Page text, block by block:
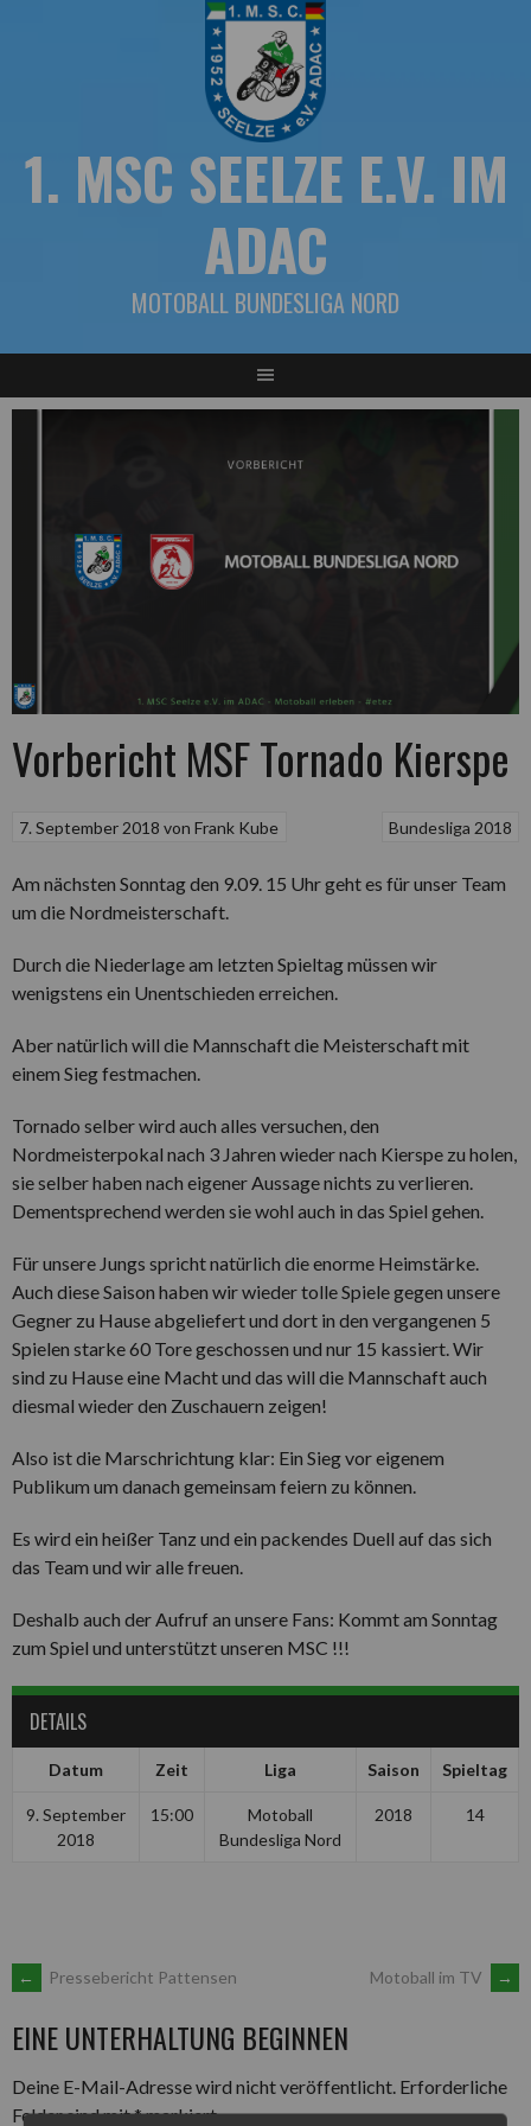
1. MSC SEELZE E.V. IM
ADAC
MOTOBALL BUNDESLIGA NORD
Vorbericht MSF Tornado Kierspe
Bundesliga 2018
7. September 2018 vonFrank Kube
Am nächsten Sonntag den 9.09. 15 Uhr geht es für unser Team
um die Nordmeisterschaft.
Durch die Niederlage am letzten Spieltag müssen wir
wenigstens ein Unentschieden erreichen.
Aber natürlich will die Mannschaft die Meisterschaft mit
einem Sieg festmachen.
Tornado selber wird auch alles versuchen, den
Nordmeisterpokal nach 3 Jahren wieder nach Kierspe zu holen,
sie selber haben nach eigener Aussage nichts zu verlieren.
Dementsprechend werden sie wohl auch in das Spiel gehen.
Für unsere Jungs spricht natürlich die enorme Heimstärke.
Auch diese Saison haben wir wieder tolle Spiele gegen unsere
Gegner zu Hause abgeliefert und dort in den vergangenen 5
Spielen starke 60 Tore geschossen und nur 15 kassiert. Wir
sind zu Hause eine Macht und das will die Mannschaft auch
diesmal wieder den Zuschauern zeigen!
Also ist die Marschrichtung klar: Ein Sieg vor eigenem
Publikum um danach gemeinsam feiern zu können.
Es wird ein heißer Tanz und ein packendes Duell auf das sich
das Team und wir alle freuen.
Deshalb auch der Aufruf an unsere Fans: Kommt am Sonntag
zum Spiel und unterstützt unseren MSC !!!
DETAILS
Datum Zeit Liga Saison Spieltag
9. September
2018
15:00
Motoball
Bundesliga Nord
2018 14
ARTIKEL-
NAVIGATION
← Pressebericht Pattensen Motoball im TV →
EINE UNTERHALTUNG BEGINNEN
Deine E-Mail-Adresse wird nicht veröffentlicht. Erforderliche
Felder sind mit*markiert